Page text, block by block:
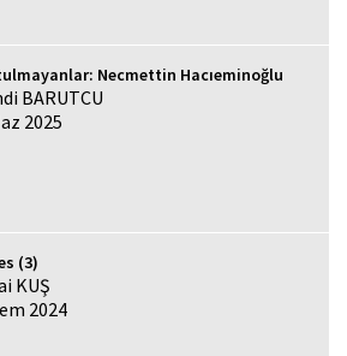
Necmettin Hacıeminoğlu
BARUTCU
2025
(3)
KUŞ
2024